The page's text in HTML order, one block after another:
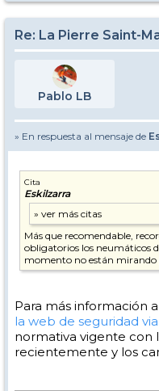
Re: La Pierre Saint-
Pablo LB
» En respuesta al mensaje de
Cita
Eskilzarra
Más que recomendable,
obligatorios los neumáticos
momento no están mirando
Para más información
la web de seguridad
normativa vigente con
recientemente y los